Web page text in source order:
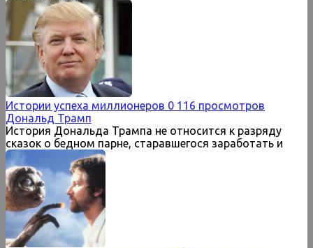
Истории успеха миллионеров 0 116 просмотров
Дональд Трамп
История Дональда Трампа не относится к разряду
сказок о бедном парне, старавшегося заработать и